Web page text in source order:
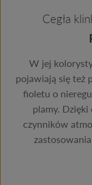
Cegła
W jej
pojawiają się też
fioletu o
plamy.
czynników